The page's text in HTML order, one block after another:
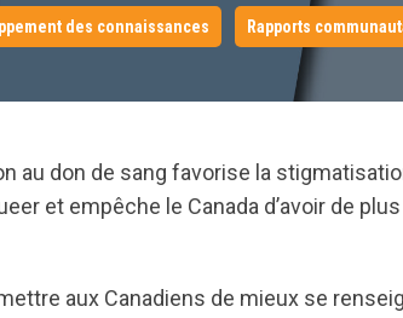
des connaissances Rapports
au don de sang favorise la
et empêche le Canada d’avoir de
aux Canadiens de mieux se